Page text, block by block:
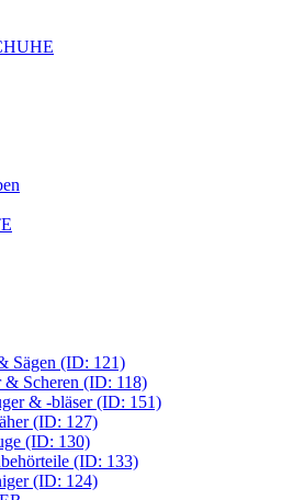
Sägen (ID: 121)
Scheren (ID: 118)
& -bläser (ID: 151)
(ID: 127)
(ID: 130)
(ID: 133)
(ID: 124)